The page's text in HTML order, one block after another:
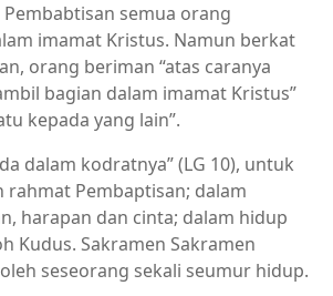
semua orang
imamat Kristus. Namun berkat
orang beriman “atas caranya
bagian dalam imamat Kristus”
kepada yang lain”.
dalam kodratnya” (LG 10), untuk
rahmat Pembaptisan; dalam
harapan dan cinta; dalam hidup
Kudus. Sakramen Sakramen
seseorang sekali seumur hidup.